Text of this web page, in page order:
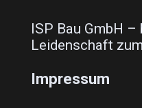
ISP Bau GmbH
Leidenschaft
Impressum